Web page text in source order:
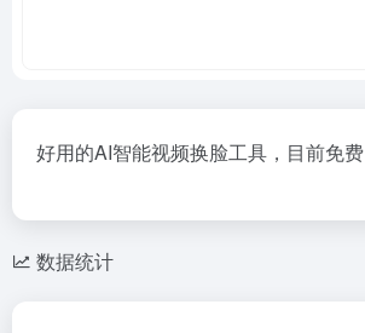
好用的AI智能视频换脸工具，目前免费
数据统计